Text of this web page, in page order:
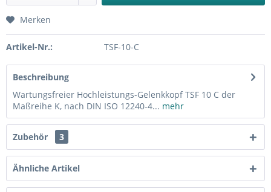
Merken
Artikel-Nr.: TSF-10-C
Beschreibung
Wartungsfreier Hochleistungs-Gelenkkopf TSF 10 C der
Maßreihe K, nach DIN ISO 12240-4... mehr
Zubehör 3
Ähnliche Artikel